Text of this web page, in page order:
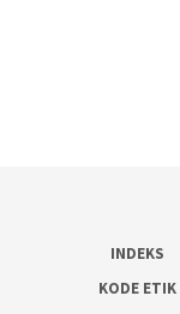
INDEKS
KODE ETIK